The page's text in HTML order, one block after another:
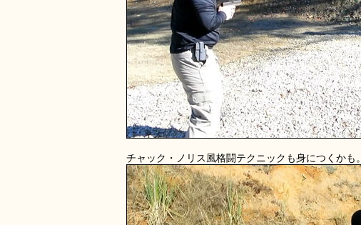
チャック・ノリス風格闘テクニックも身につくかも。